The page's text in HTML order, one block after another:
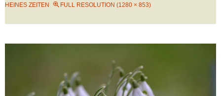
HEINES ZEITEN
FULL RESOLUTION (1280 × 853)